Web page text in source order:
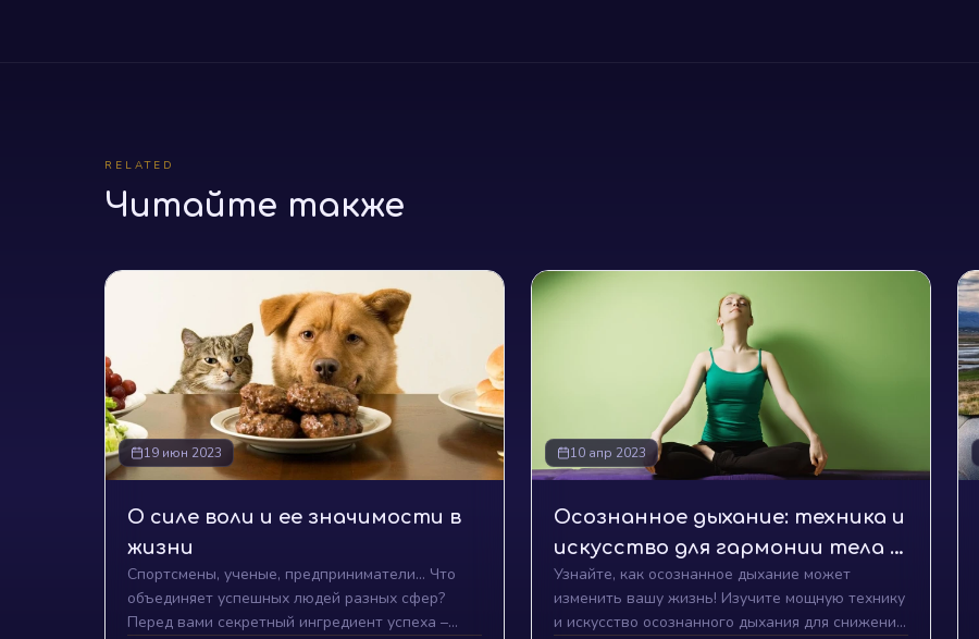
RELATED
Читайте также
19 июн 2023
О силе воли и ее значимости в
жизни
Спортсмены, ученые, предприниматели... Что
объединяет успешных людей разных сфер?
Перед вами секретный ингредиент успеха –
10 апр 2023
Осознанное дыхание: техника и
искусство для гармонии тела и
разума
Узнайте, как осознанное дыхание может
изменить вашу жизнь! Изучите мощную технику
и искусство осознанного дыхания для снижения